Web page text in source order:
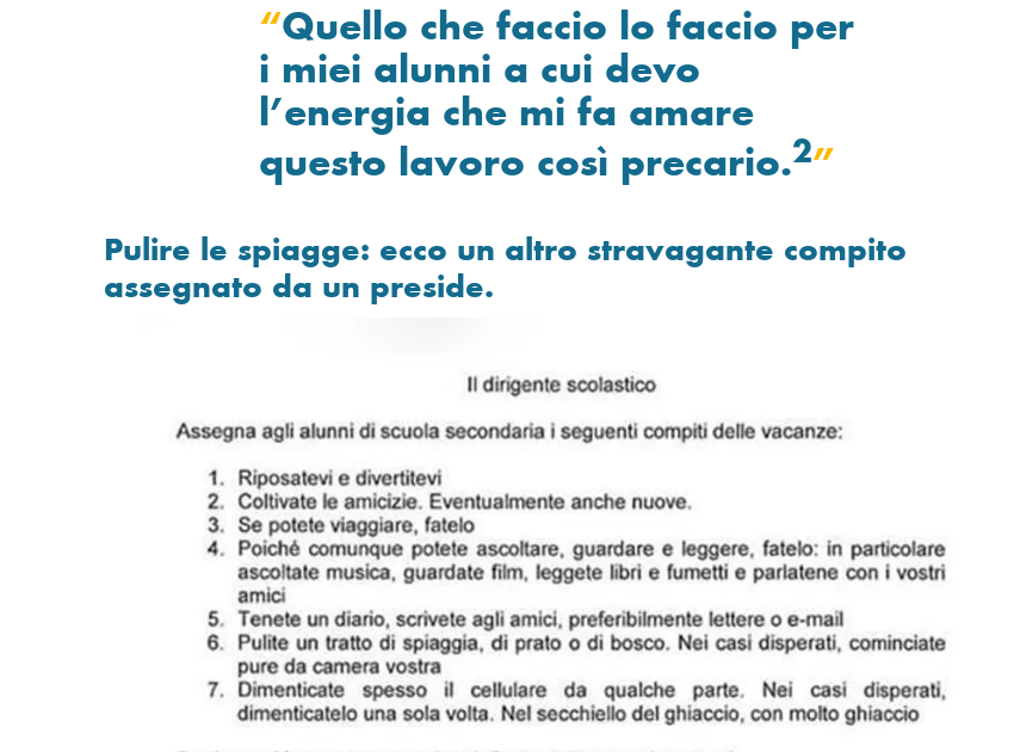
Quello che faccio lo faccio per
i miei alunni a cui devo
l’energia che mi fa amare
questo lavoro così precario.2
Pulire le spiagge: ecco un altro stravagante compito
assegnato da un preside.